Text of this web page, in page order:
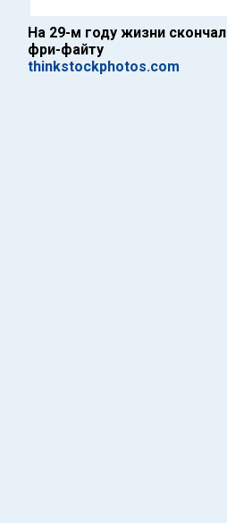
На 29-м году жизни
фри-файту
thinkstockphotos.com